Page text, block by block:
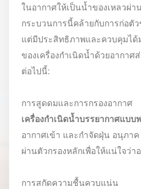
ในอากาศให้เป็นน้ำของเหลวผ่
กระบวนการนี้คล้ายกับการก่อตั
แต่มีประสิทธิภาพและควบคุมได้
ของเครื่องกำเนิดน้ำด้วยอากา
ต่อไปนี้:
การสูดดมและการกรองอากาศ
เครื่องกำเนิดน้ำบรรยากาศแบบ
อากาศเข้า และกำจัดฝุ่น อนุภา
ผ่านตัวกรองหลักเพื่อให้แน่ใจว่
การสกัดความชื้นควบแน่น